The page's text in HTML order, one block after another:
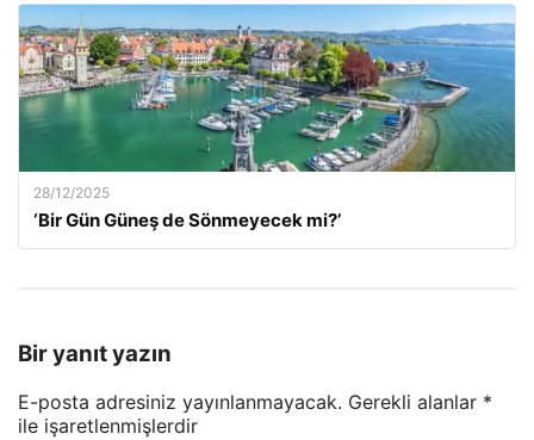
28/12/2025
‘Bir Gün Güneş de Sönmeyecek mi?’
Bir yanıt yazın
E-posta adresiniz yayınlanmayacak. Gerekli alanlar *
ile işaretlenmişlerdir